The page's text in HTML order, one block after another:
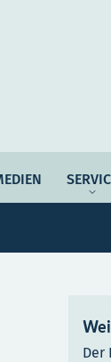
Podcast
Der